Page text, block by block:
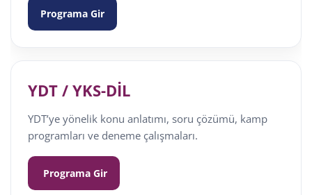
Programa Gir
YDT / YKS-DİL
YDT’ye yönelik konu anlatımı, soru çözümü, kamp
programları ve deneme çalışmaları.
Programa Gir